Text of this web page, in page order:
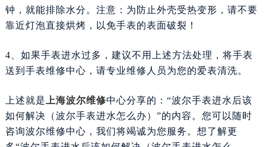
西安市碑林区南关正街88号华侨城长安国际中心E座6楼10室（需提前预约）
台州市椒江区东海大道1800号腾达中心东1幢20楼2002室（需提前预约）
甘肃省兰州市七里河区西津西路16号兰州中心写字楼21层2102室（需提前预约）
重庆市解放碑渝中区民权路28号英利国际金融中心写字楼20层01室（需提前预约）
黑龙江省大庆市萨尔图区会战大街波尔售后服务中心（需提前预约）
黑龙江省鹤岗市向阳区红军路波尔售后服务中心（需提前预约）
钟，就能排除水分。注意：为防止外壳受热变形，请不要
靠近灯泡直接烘烤，以免手表的表面破裂！
4、如果手表进水过多，建议不用上述方法处理，将手表
送到手表维修中心，请专业维修人员为您的爱表清洗。
上述就是 上海波尔维修中心分享的：“波尔手表进水后该
如何解决（波尔手表进水怎么办）”的内容。您可以随时
咨询波尔维修中心，我们将竭诚为您服务。想了解更